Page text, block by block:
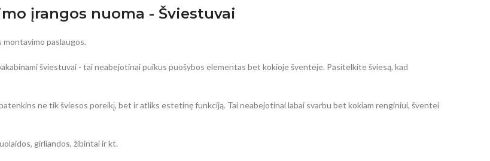
įrangos nuoma - Šviestuvai
paslaugos.
šviestuvai - tai neabejotinai puikus puošybos elementas bet kokioje šventėje. Pasitelkite šviesą, kad
ne tik šviesos poreikį, bet ir atliks estetinę funkciją. Tai neabejotinai labai svarbu bet kokiam renginiui, šventei
girliandos, žibintai ir kt.